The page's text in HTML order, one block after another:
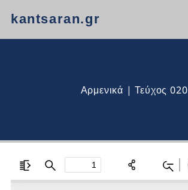
kantsaran.gr
Αρμενικά | Τεύχος 020